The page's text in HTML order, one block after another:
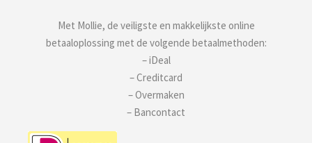
Met Mollie, de veiligste en makkelijkste online
betaaloplossing met de volgende betaalmethoden:
– iDeal
– Creditcard
– Overmaken
– Bancontact